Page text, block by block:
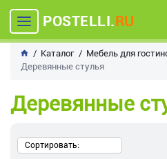
POSTELLI.RU
Каталог Мебель для
Деревянные стулья
Деревянные
Сортировать: